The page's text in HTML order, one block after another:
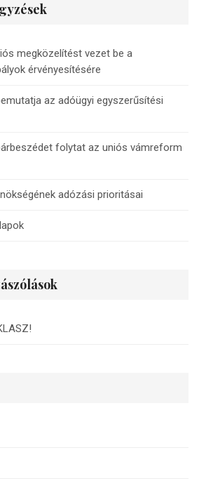
megközelítést vezet be a
érvényesítésére
az adóügyi egyszerűsítési
folytat az uniós vámreform
adózási prioritásai